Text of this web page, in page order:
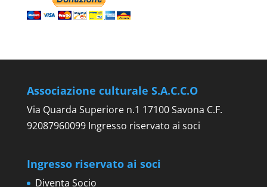
Associazione culturale S.A.C.C.O
Via Quarda Superiore n.1 17100 Savona C.F.
92087960099 Ingresso riservato ai soci
Ingresso riservato ai soci
Diventa Socio